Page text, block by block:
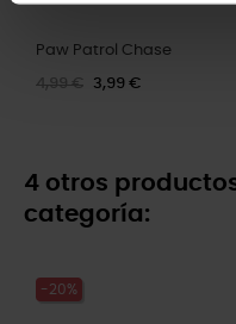
Paw Patrol Chase
4,99 € 3,99 €
4 otros
categoría:
-20%